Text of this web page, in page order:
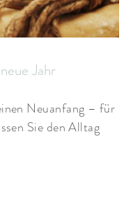
Jahr
Neuanfang – für
Sie den Alltag